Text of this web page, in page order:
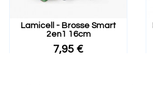
Lamicell - Brosse Smart
2en1 16cm
7,95 €